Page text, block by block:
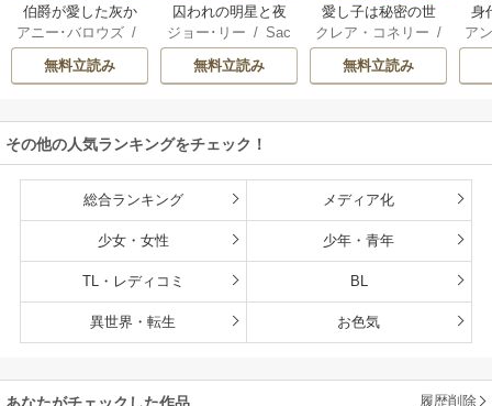
伯爵が愛した灰か
ぶり
アニー･バロウズ/
もとなおこ
無料立読み
囚われの明星と夜
明けのシュヴァリ
エ
ジョー･リー /Sac
hiyo
無料立読み
愛し子は秘密の世
継ぎ
クレア・コネリー /
津寺里可子
無料立読み
身
ア
その他の人気ランキングをチェック！
総合ランキング メディア化
少女・女性 少年・青年
TL・レディコミ BL
異世界・転生 お色気
あなたがチェックした作品 履歴削除